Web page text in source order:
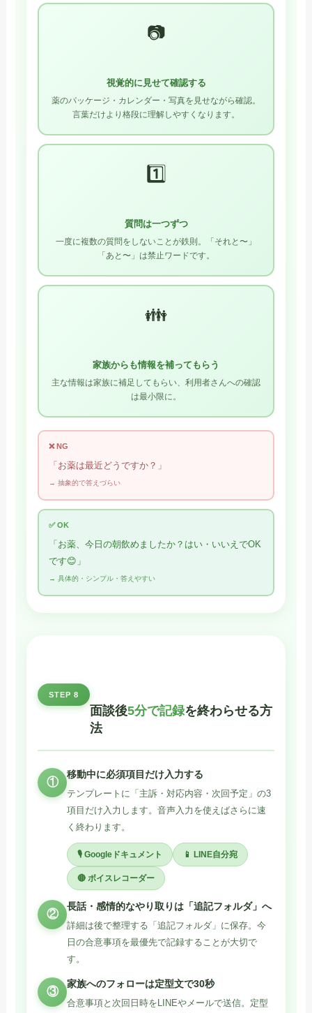
📷
視覚的に見せて確認する
薬のパッケージ・カレンダー・写真を見せながら確認。
言葉だけより格段に理解しやすくなります。
1️⃣
質問は一つずつ
一度に複数の質問をしないことが鉄則。「それと〜」
「あと〜」は禁止ワードです。
👪
家族からも情報を補ってもらう
主な情報は家族に補足してもらい、利用者さんへの確認
は最小限に。
❌ NG
「お薬は最近どうですか？」
→ 抽象的で答えづらい
✅ OK
「お薬、今日の朝飲めましたか？はい・いいえでOK
です😊」
→ 具体的・シンプル・答えやすい
STEP 8
面談後5分で記録を終わらせる方
法
①
移動中に必須項目だけ入力する
テンプレートに「主訴・対応内容・次回予定」の3
項目だけ入力します。音声入力を使えばさらに速
く終わります。
🎙️ Googleドキュメント 📱 LINE自分宛
🔴 ボイスレコーダー
②
長話・感情的なやり取りは「追記フォルダ」へ
詳細は後で整理する「追記フォルダ」に保存。今
日の合意事項を最優先で記録することが大切で
す。
③
家族へのフォローは定型文で30秒
合意事項と次回日時をLINEやメールで送信。定型